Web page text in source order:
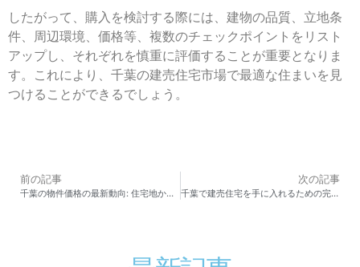
したがって、購入を検討する際には、建物の品質、立地条
件、周辺環境、価格等、複数のチェックポイントをリスト
アップし、それぞれを慎重に評価することが重要となりま
す。これにより、千葉の建売住宅市場で最適な住まいを見
つけることができるでしょう。
前の記事
千葉の物件価格の最新動向: 住宅地から商業地までエリア別分析を徹底解説
次の記事
千葉で建売住宅を手に入れるための完全ガイド：購入資金計画から住宅ローンの知識まで